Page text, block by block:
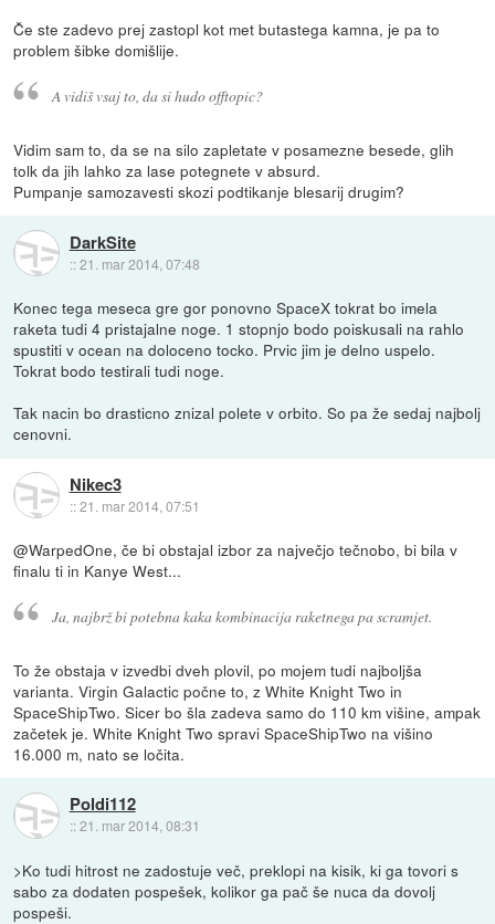
Če ste zadevo prej zastopl kot met butastega kamna, je pa to
problem šibke domišlije.
A vidiš vsaj to, da si hudo offtopic?
Vidim sam to, da se na silo zapletate v posamezne besede, glih
tolk da jih lahko za lase potegnete v absurd.
Pumpanje samozavesti skozi podtikanje blesarij drugim?
DarkSite
::21. mar 2014, 07:48
Konec tega meseca gre gor ponovno SpaceX tokrat bo imela
raketa tudi 4 pristajalne noge. 1 stopnjo bodo poiskusali na rahlo
spustiti v ocean na doloceno tocko. Prvic jim je delno uspelo.
Tokrat bodo testirali tudi noge.
Tak nacin bo drasticno znizal polete v orbito. So pa že sedaj najbolj
cenovni.
Nikec3
::21. mar 2014, 07:51
@WarpedOne, če bi obstajal izbor za največjo tečnobo, bi bila v
finalu ti in Kanye West...
Ja, najbrž bi potebna kaka kombinacija raketnega pa scramjet.
To že obstaja v izvedbi dveh plovil, po mojem tudi najboljša
varianta. Virgin Galactic počne to, z White Knight Two in
SpaceShipTwo. Sicer bo šla zadeva samo do 110 km višine, ampak
začetek je. White Knight Two spravi SpaceShipTwo na višino
16.000 m, nato se ločita.
Poldi112
::21. mar 2014, 08:31
>Ko tudi hitrost ne zadostuje več, preklopi na kisik, ki ga tovori s
sabo za dodaten pospešek, kolikor ga pač še nuca da dovolj
pospeši.